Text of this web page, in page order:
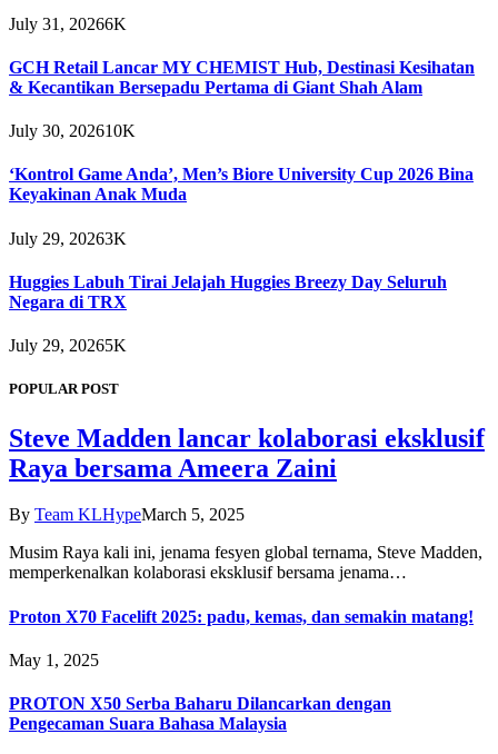
July 31, 20266K
GCH Retail Lancar MY CHEMIST Hub, Destinasi Kesihatan
& Kecantikan Bersepadu Pertama di Giant Shah Alam
July 30, 202610K
‘Kontrol Game Anda’, Men’s Biore University Cup 2026 Bina
Keyakinan Anak Muda
July 29, 20263K
Huggies Labuh Tirai Jelajah Huggies Breezy Day Seluruh
Negara di TRX
July 29, 20265K
POPULAR POST
Steve Madden lancar kolaborasi eksklusif
Raya bersama Ameera Zaini
By Team KLHypeMarch 5, 2025
Musim Raya kali ini, jenama fesyen global ternama, Steve Madden,
memperkenalkan kolaborasi eksklusif bersama jenama…
Proton X70 Facelift 2025: padu, kemas, dan semakin matang!
May 1, 2025
PROTON X50 Serba Baharu Dilancarkan dengan
Pengecaman Suara Bahasa Malaysia